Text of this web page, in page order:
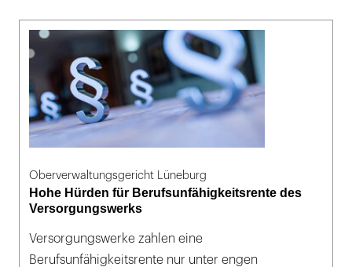
Oberverwaltungsgericht Lüneburg
Hohe Hürden für Berufsunfähigkeitsrente des
Versorgungswerks
Versorgungswerke zahlen eine
Berufsunfähigkeitsrente nur unter engen